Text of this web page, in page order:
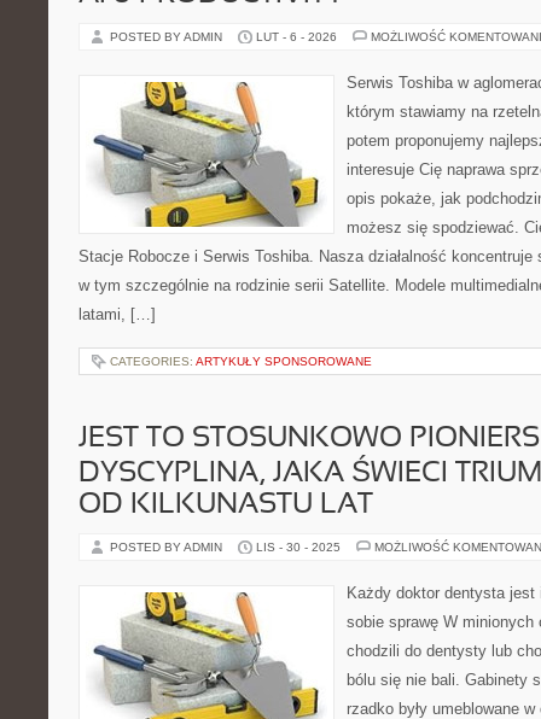
POSTED BY ADMIN LUT - 6 - 2026 MOŻLIWOŚĆ
Serwis Toshiba w
którym stawiamy na
potem proponujemy
interesuje Cię naprawa
opis pokaże, jak
możesz się spodziewać.
Stacje Robocze i Serwis Toshiba. Nasza działalność koncentruje
w tym szczególnie na rodzinie serii Satellite. Modele
latami, […]
CATEGORIES: ARTYKUŁY SPONSOROWANE
JEST TO STOSUNKOWO
DYSCYPLINA, JAKA ŚWIECI
OD KILKUNASTU LAT
POSTED BY ADMIN LIS - 30 - 2025 MOŻLIWOŚĆ
Każdy doktor dentysta
sobie sprawę W
chodzili do dentysty lub
bólu się nie bali. Gabinety
rzadko były umeblowane